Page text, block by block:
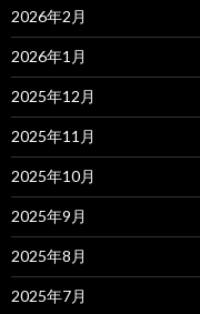
2026年2月
2026年1月
2025年12月
2025年11月
2025年10月
2025年9月
2025年8月
2025年7月